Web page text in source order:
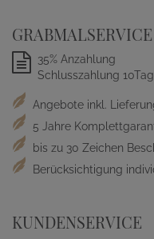
GRABMALSERVICE
35% Anzahlung
Schlusszahlung
Angebote inkl.
5 Jahre
bis zu 30 Zeichen
Berücksichtigung
KUNDENSERVICE